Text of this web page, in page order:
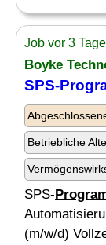
Job vor 3
Boyke
SPS-
Betriebliche
SPS-
(m/w/d)